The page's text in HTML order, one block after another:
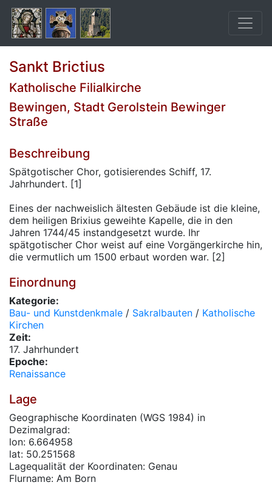
Sankt Brictius
Katholische Filialkirche
Bewingen, Stadt Gerolstein Bewinger
Straße
Beschreibung
Spätgotischer Chor, gotisierendes Schiff, 17.
Jahrhundert. [1]
Eines der nachweislich ältesten Gebäude ist die kleine,
dem heiligen Brixius geweihte Kapelle, die in den
Jahren 1744/45 instandgesetzt wurde. Ihr
spätgotischer Chor weist auf eine Vorgängerkirche hin,
die vermutlich um 1500 erbaut worden war. [2]
Einordnung
Kategorie:
Bau- und Kunstdenkmale / Sakralbauten / Katholische
Kirchen
Zeit:
17. Jahrhundert
Epoche:
Renaissance
Lage
Geographische Koordinaten (WGS 1984) in
Dezimalgrad:
lon: 6.664958
lat: 50.251568
Lagequalität der Koordinaten: Genau
Flurname: Am Born